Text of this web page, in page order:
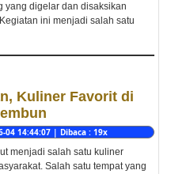
yang digelar dan disaksikan
ini menjadi salah satu
Kuliner Favorit di
04 14:44:07 | Dibaca : 19x
menjadi salah satu kuliner
Salah satu tempat yang